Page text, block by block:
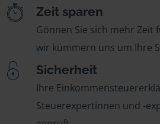
Zeit sparen
Gönnen Sie sich mehr Zeit
wir kümmern uns um Ihre
Sicherheit
Ihre
Steuerexpertinnen und -